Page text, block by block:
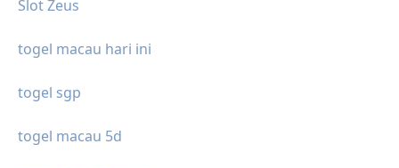
Slot Zeus
togel macau hari ini
togel sgp
togel macau 5d